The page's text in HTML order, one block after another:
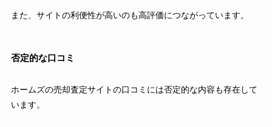
また、サイトの利便性が高いのも高評価につながっています。
否定的な口コミ
ホームズの売却査定サイトの口コミには否定的な内容も存在して
います。